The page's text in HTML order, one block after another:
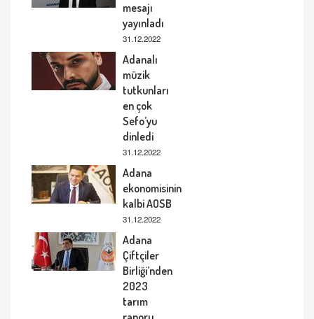
mesajı
yayınladı
31.12.2022
Adanalı
müzik
tutkunları
en çok
Sefo’yu
dinledi
31.12.2022
Adana
ekonomisinin
kalbi AOSB
31.12.2022
Adana
Çiftçiler
Birliği’nden
2023
tarım